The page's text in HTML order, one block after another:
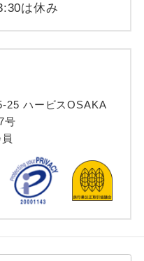
は休み
25 ハービスOSAKA
号